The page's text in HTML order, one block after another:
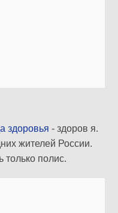
здоровья - здоров я.
жителей России.
только полис.